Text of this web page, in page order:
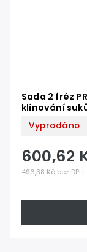
Sada 2 fréz
klínování
Vyprodáno
496,38 Kč bez DPH
600,62